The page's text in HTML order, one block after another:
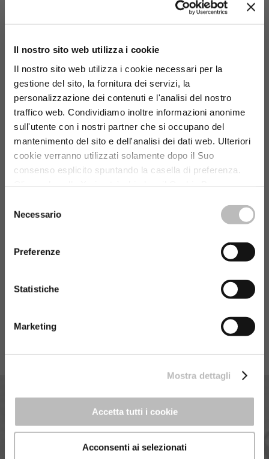
Il nostro sito web utilizza i cookie
Il nostro sito web utilizza i cookie necessari per la
gestione del sito, la fornitura dei servizi, la
personalizzazione dei contenuti e l'analisi del nostro
traffico web. Condividiamo inoltre informazioni anonime
sull'utente con i nostri partner che si occupano del
mantenimento del sito e dell'analisi dei dati web. Ulteriori
cookie verranno utilizzati solamente dopo il Suo
consenso esplicito spuntando la casella di preferenza.
funzionamento e la migliore esperienza nel nostro sito
Link alla cookie
delNecessario
Preferenze
Statistiche
Marketing
Mostra dettagli
Accetta tutti i cookie
Acconsenti ai selezionati